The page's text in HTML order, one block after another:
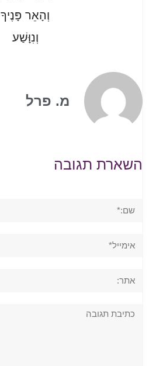
וְהָאֵר פָּנֶיךָ
וְנִוָּשַׁע
מ. פרל
השארת תגובה